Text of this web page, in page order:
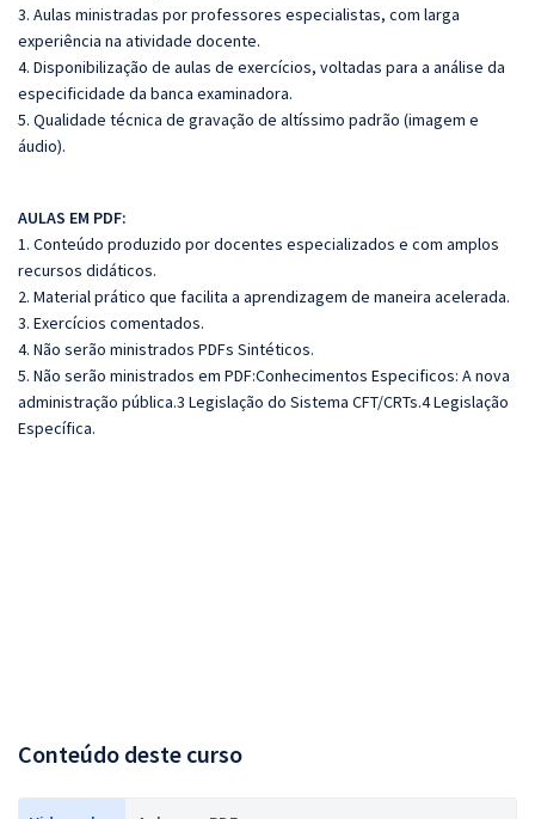
3. Aulas ministradas por professores especialistas, com larga
experiência na atividade docente.
4. Disponibilização de aulas de exercícios, voltadas para a análise da
especificidade da banca examinadora.
5. Qualidade técnica de gravação de altíssimo padrão (imagem e
áudio).
AULAS EM PDF:
1. Conteúdo produzido por docentes especializados e com amplos
recursos didáticos.
2. Material prático que facilita a aprendizagem de maneira acelerada.
3. Exercícios comentados.
4. Não serão ministrados PDFs Sintéticos.
5. Não serão ministrados em PDF:Conhecimentos Especificos: A nova
administração pública.3 Legislação do Sistema CFT/CRTs.4 Legislação
Específica.
Conteúdo deste curso